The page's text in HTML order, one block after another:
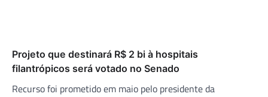
Projeto que destinará R$ 2 bi à hospitais
filantrópicos será votado no Senado
Recurso foi prometido em maio pelo presidente da